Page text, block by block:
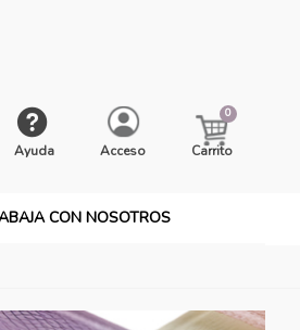
Ayuda Acceso Carrito
CON NOSOTROS